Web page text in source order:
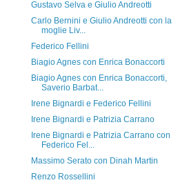
Gustavo Selva e Giulio Andreotti
Carlo Bernini e Giulio Andreotti con la
moglie Liv...
Federico Fellini
Biagio Agnes con Enrica Bonaccorti
Biagio Agnes con Enrica Bonaccorti,
Saverio Barbat...
Irene Bignardi e Federico Fellini
Irene Bignardi e Patrizia Carrano
Irene Bignardi e Patrizia Carrano con
Federico Fel...
Massimo Serato con Dinah Martin
Renzo Rossellini